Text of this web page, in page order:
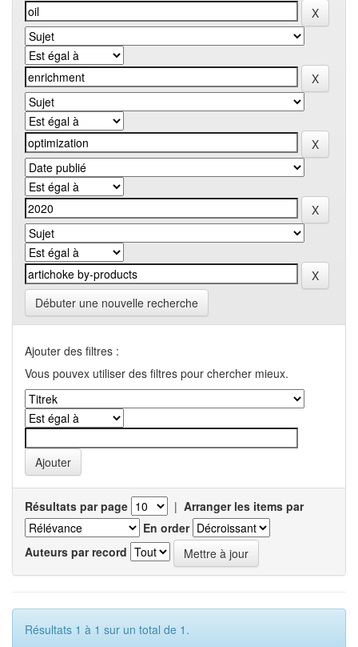
Débuter une nouvelle recherche
Ajouter des filtres :
Vous pouvex utiliser des filtres pour chercher mieux.
Résultats par page | Arranger les items par
En order
Auteurs par record
Résultats 1 à 1 sur un total de 1.